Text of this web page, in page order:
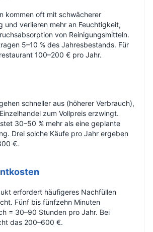
kommen oft mit schwächerer
und verlieren mehr an Feuchtigkeit,
von Reinigungsmitteln.
5–10 % des Jahresbestands. Für
100–200 € pro Jahr.
schneller aus (höherer Verbrauch),
zum Vollpreis erzwingt.
30–50 % mehr als eine geplante
Drei solche Käufe pro Jahr ergeben
€.
erfordert häufigeres Nachfüllen
Fünf bis fünfzehn Minuten
= 30–90 Stunden pro Jahr. Bei
das 200–600 €.